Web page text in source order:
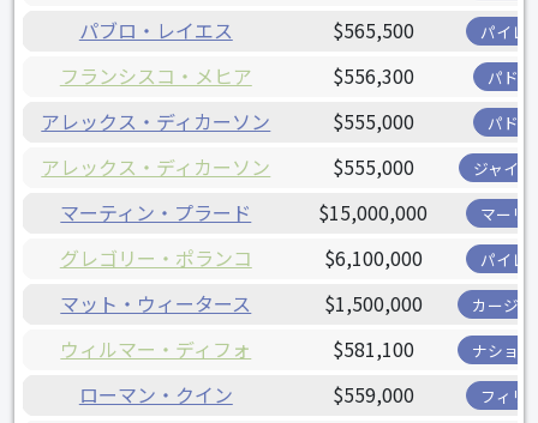
パブロ・レイエス $565,500 パイレ
フランシスコ・メヒア $556,300 パド
アレックス・ディカーソン $555,000 パド
アレックス・ディカーソン $555,000 ジャイ
マーティン・プラード $15,000,000 マーリ
グレゴリー・ポランコ $6,100,000 パイレ
マット・ウィータース $1,500,000 カージ
ウィルマー・ディフォ $581,100 ナショ
ローマン・クイン $559,000 フィリ